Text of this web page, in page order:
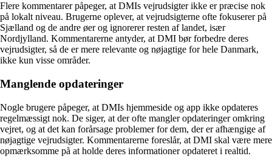
Flere kommentarer påpeger, at DMIs vejrudsigter ikke er præcise nok
på lokalt niveau. Brugerne oplever, at vejrudsigterne ofte fokuserer på
Sjælland og de andre øer og ignorerer resten af landet, især
Nordjylland. Kommentarerne antyder, at DMI bør forbedre deres
vejrudsigter, så de er mere relevante og nøjagtige for hele Danmark,
ikke kun visse områder.
Manglende opdateringer
Nogle brugere påpeger, at DMIs hjemmeside og app ikke opdateres
regelmæssigt nok. De siger, at der ofte mangler opdateringer omkring
vejret, og at det kan forårsage problemer for dem, der er afhængige af
nøjagtige vejrudsigter. Kommentarerne foreslår, at DMI skal være mere
opmærksomme på at holde deres informationer opdateret i realtid.